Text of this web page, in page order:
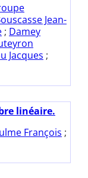
Jean-
; Damey
Jacques ;
linéaire.
François ;